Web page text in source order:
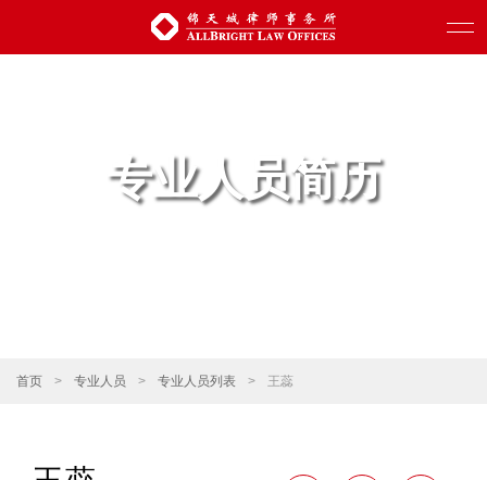
专业人员简历
首页 > 专业人员 > 专业人员列表 > 王蕊